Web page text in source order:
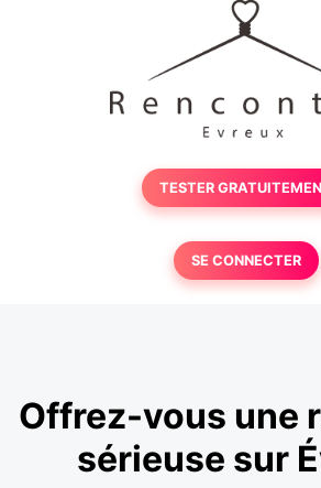
TESTER
SE CONNECTER
Offrez-vous une
sérieuse sur